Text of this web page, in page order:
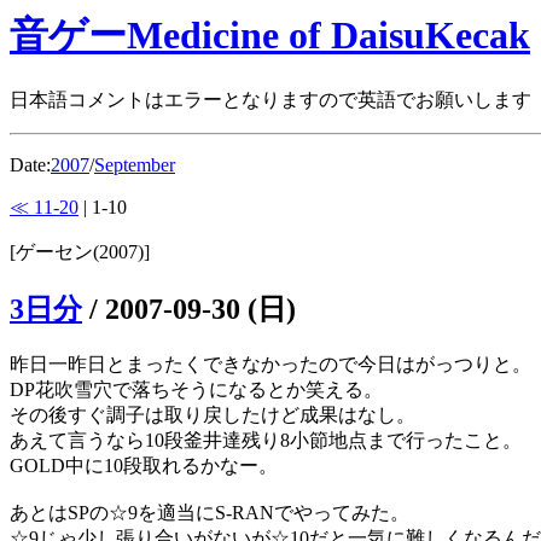
音ゲーMedicine of DaisuKecak
日本語コメントはエラーとなりますので英語でお願いします
Date:2007/September
≪ 11-20 | 1-10
[ゲーセン(2007)]
3日分/ 2007-09-30 (日)
昨日一昨日とまったくできなかったので今日はがっつりと。
DP花吹雪穴で落ちそうになるとか笑える。
その後すぐ調子は取り戻したけど成果はなし。
あえて言うなら10段釜井達残り8小節地点まで行ったこと。
GOLD中に10段取れるかなー。
あとはSPの☆9を適当にS-RANでやってみた。